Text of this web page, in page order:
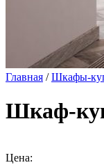
Главная /Шкафы-
Шкаф-
Цена: